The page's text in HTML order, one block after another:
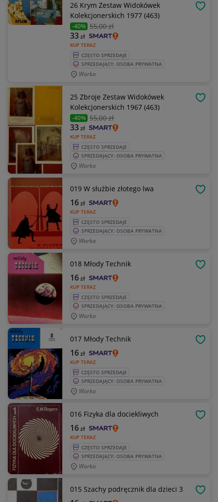
26 Krym Zestaw Widokówek
Kolekcjonerskich 1977 (463)
-40% 55,00 zł
KUP TERAZ
33zł
CZĘSTO SPRZEDAJE
SPRZEDAJĄCY: OSOBA PRYWATNA
Warka
25 Zbroje Zestaw Widokówek
Kolekcjonerskich 1967 (463)
-40% 55,00 zł
KUP TERAZ
33zł
CZĘSTO SPRZEDAJE
SPRZEDAJĄCY: OSOBA PRYWATNA
Warka
019 W służbie złotego lwa
KUP TERAZ
16zł
CZĘSTO SPRZEDAJE
SPRZEDAJĄCY: OSOBA PRYWATNA
Warka
018 Młody Technik
KUP TERAZ
16zł
CZĘSTO SPRZEDAJE
SPRZEDAJĄCY: OSOBA PRYWATNA
Warka
017 Młody Technik
KUP TERAZ
16zł
CZĘSTO SPRZEDAJE
SPRZEDAJĄCY: OSOBA PRYWATNA
Warka
016 Fizyka dla dociekliwych
KUP TERAZ
16zł
CZĘSTO SPRZEDAJE
SPRZEDAJĄCY: OSOBA PRYWATNA
Warka
015 Szachy podręcznik dla dzieci 3